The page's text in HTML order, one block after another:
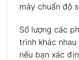
máy chuẩn độ
Số lượng các
trình khác
nếu bạn xác